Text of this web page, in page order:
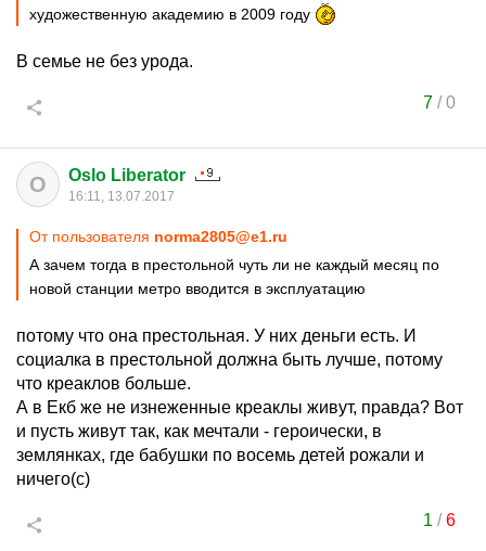
художественную академию в 2009 году
В семье не без урода.
7/0
O Oslo Liberator
16:11, 13.07.2017
От пользователя norma2805@e1.ru
А зачем тогда в престольной чуть ли не каждый месяц по
новой станции метро вводится в эксплуатацию
потому что она престольная. У них деньги есть. И
социалка в престольной должна быть лучше, потому
что креаклов больше.
А в Екб же не изнеженные креаклы живут, правда? Вот
и пусть живут так, как мечтали - героически, в
землянках, где бабушки по восемь детей рожали и
ничего(с)
1 /6